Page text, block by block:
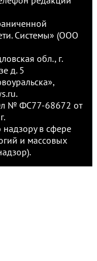
Системы» (ООО
обл., г.
д. 5
№ ФС77-68672 от
в сфере
и массовых